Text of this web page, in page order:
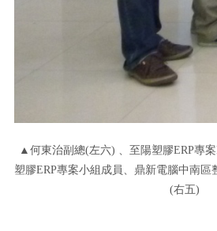
▲何東治副總(左六) 、至陽塑膠ERP專
塑膠ERP專案小組成員、鼎新電腦中南
(右五)